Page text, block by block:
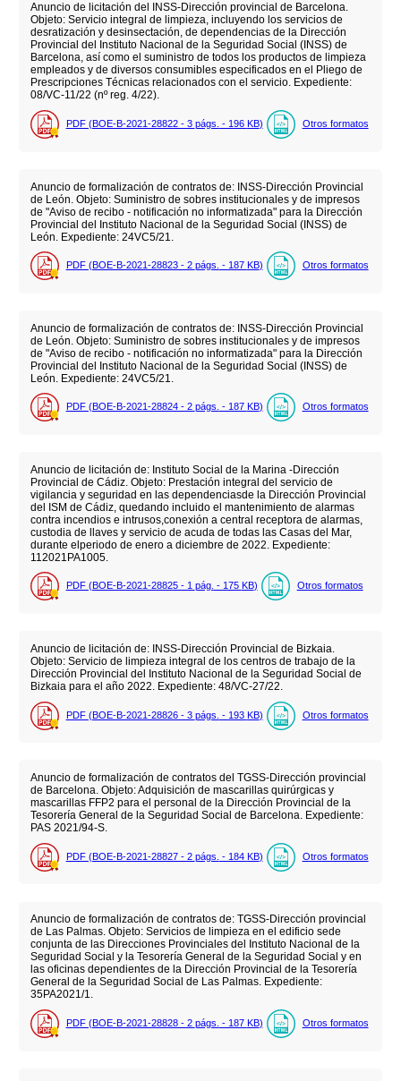
Anuncio de licitación del INSS-Dirección provincial de Barcelona.
Objeto: Servicio integral de limpieza, incluyendo los servicios de
desratización y desinsectación, de dependencias de la Dirección
Provincial del Instituto Nacional de la Seguridad Social (INSS) de
Barcelona, así como el suministro de todos los productos de limpieza
empleados y de diversos consumibles especificados en el Pliego de
Prescripciones Técnicas relacionados con el servicio. Expediente:
08/VC-11/22 (nº reg. 4/22).
PDF (BOE-B-2021-28822 - 3 págs. - 196 KB) Otros formatos
Anuncio de formalización de contratos de: INSS-Dirección Provincial
de León. Objeto: Suministro de sobres institucionales y de impresos
de "Aviso de recibo - notificación no informatizada" para la Dirección
Provincial del Instituto Nacional de la Seguridad Social (INSS) de
León. Expediente: 24VC5/21.
PDF (BOE-B-2021-28823 - 2 págs. - 187 KB) Otros formatos
Anuncio de formalización de contratos de: INSS-Dirección Provincial
de León. Objeto: Suministro de sobres institucionales y de impresos
de "Aviso de recibo - notificación no informatizada" para la Dirección
Provincial del Instituto Nacional de la Seguridad Social (INSS) de
León. Expediente: 24VC5/21.
PDF (BOE-B-2021-28824 - 2 págs. - 187 KB) Otros formatos
Anuncio de licitación de: Instituto Social de la Marina -Dirección
Provincial de Cádiz. Objeto: Prestación integral del servicio de
vigilancia y seguridad en las dependenciasde la Dirección Provincial
del ISM de Cádiz, quedando incluido el mantenimiento de alarmas
contra incendios e intrusos,conexión a central receptora de alarmas,
custodia de llaves y servicio de acuda de todas las Casas del Mar,
durante elperiodo de enero a diciembre de 2022. Expediente:
112021PA1005.
PDF (BOE-B-2021-28825 - 1 pág. - 175 KB) Otros formatos
Anuncio de licitación de: INSS-Dirección Provincial de Bizkaia.
Objeto: Servicio de limpieza integral de los centros de trabajo de la
Dirección Provincial del Instituto Nacional de la Seguridad Social de
Bizkaia para el año 2022. Expediente: 48/VC-27/22.
PDF (BOE-B-2021-28826 - 3 págs. - 193 KB) Otros formatos
Anuncio de formalización de contratos del TGSS-Dirección provincial
de Barcelona. Objeto: Adquisición de mascarillas quirúrgicas y
mascarillas FFP2 para el personal de la Dirección Provincial de la
Tesorería General de la Seguridad Social de Barcelona. Expediente:
PAS 2021/94-S.
PDF (BOE-B-2021-28827 - 2 págs. - 184 KB) Otros formatos
Anuncio de formalización de contratos de: TGSS-Dirección provincial
de Las Palmas. Objeto: Servicios de limpieza en el edificio sede
conjunta de las Direcciones Provinciales del Instituto Nacional de la
Seguridad Social y la Tesorería General de la Seguridad Social y en
las oficinas dependientes de la Dirección Provincial de la Tesorería
General de la Seguridad Social de Las Palmas. Expediente:
35PA2021/1.
PDF (BOE-B-2021-28828 - 2 págs. - 187 KB) Otros formatos